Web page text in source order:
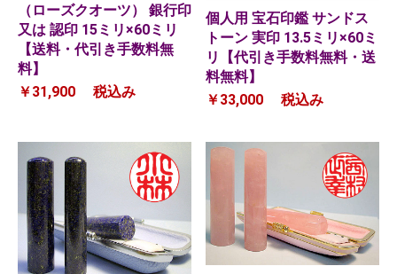
（ローズクオーツ） 銀行印
又は 認印 15ミリ×60ミリ
【送料・代引き手数料無
料】
￥31,900
税込み
個人用 宝石印鑑 サンドス
トーン 実印 13.5ミリ×60ミ
リ【代引き手数料無料・送
料無料】
￥33,000
税込み